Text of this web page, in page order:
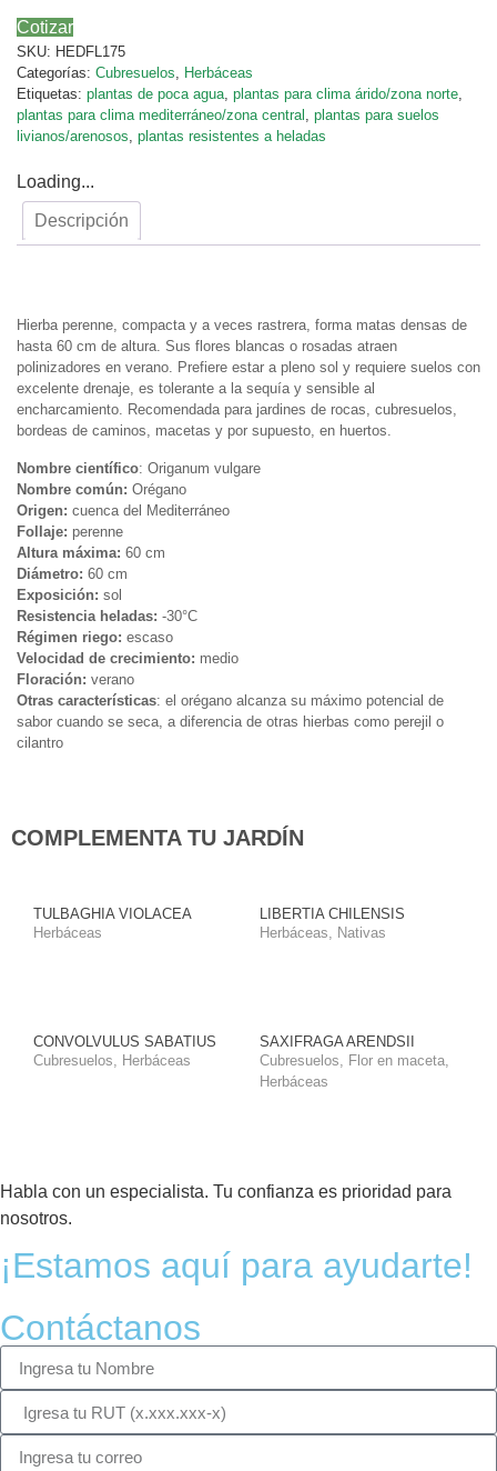
Cotizar
SKU: HEDFL175
Categorías: Cubresuelos, Herbáceas
Etiquetas: plantas de poca agua, plantas para clima árido/zona norte,
plantas para clima mediterráneo/zona central , plantas para suelos
livianos/arenosos, plantas resistentes a heladas
Loading...
Descripción
Hierba perenne, compacta y a veces rastrera, forma matas densas de
hasta 60 cm de altura. Sus flores blancas o rosadas atraen
polinizadores en verano. Prefiere estar a pleno sol y requiere suelos con
excelente drenaje, es tolerante a la sequía y sensible al
encharcamiento. Recomendada para jardines de rocas, cubresuelos,
bordeas de caminos, macetas y por supuesto, en huertos.
Nombre científico: Origanum vulgare
Nombre común: Orégano
Origen: cuenca del Mediterráneo
Follaje: perenne
Altura máxima: 60 cm
Diámetro: 60 cm
Exposición: sol
Resistencia heladas: -30°C
Régimen riego: escaso
Velocidad de crecimiento: medio
Floración: verano
Otras características: el orégano alcanza su máximo potencial de
sabor cuando se seca, a diferencia de otras hierbas como perejil o
cilantro
COMPLEMENTA TU JARDÍN
Herbáceas
TULBAGHIA VIOLACEA
Herbáceas
Nativas
LIBERTIA CHILENSIS
Cubresuelos Herbáceas
CONVOLVULUS SABATIUS
Cubresuelos
Flor en maceta
Herbáceas
SAXIFRAGA ARENDSII
Habla con un especialista. Tu confianza es prioridad para
nosotros.
¡Estamos aquí para ayudarte!
Contáctanos